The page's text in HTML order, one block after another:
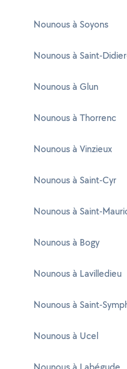
Nounous à Soyons
Nounous à Saint-
Nounous à Glun
Nounous à Thorrenc
Nounous à Vinzieux
Nounous à Saint-Cyr
Nounous à Saint-
Nounous à Bogy
Nounous à Lavilledieu
Nounous à Saint-
Nounous à Ucel